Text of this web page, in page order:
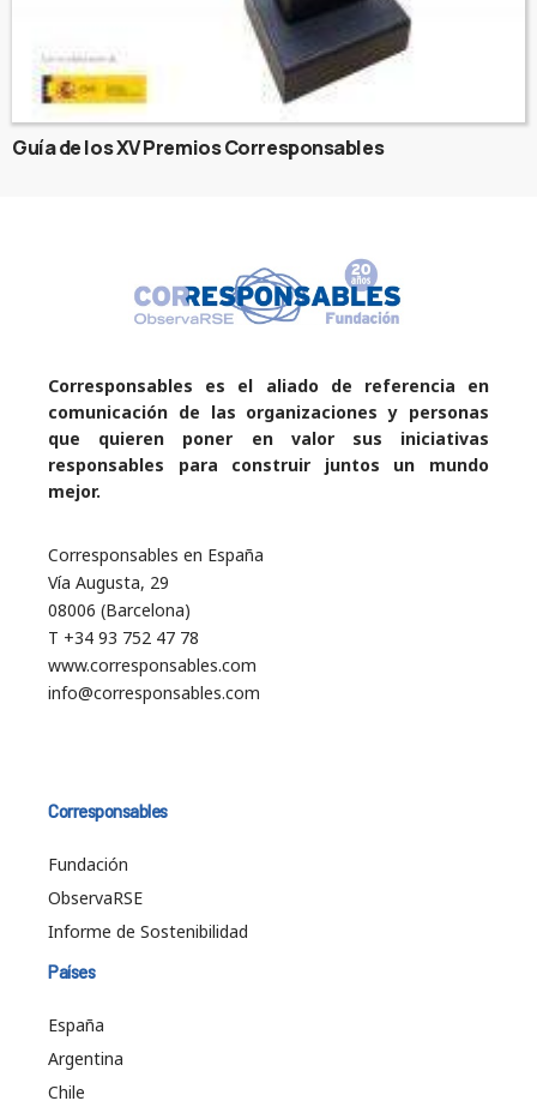
Guía de los XV Premios Corresponsables
Corresponsables es el aliado de referencia en
comunicación de las organizaciones y personas
que quieren poner en valor sus iniciativas
responsables para construir juntos un mundo
mejor.
Corresponsables en España
Vía Augusta, 29
08006 (Barcelona)
T +34 93 752 47 78
www.corresponsables.com
info@corresponsables.com
Corresponsables
Fundación
ObservaRSE
Informe de Sostenibilidad
Países
España
Argentina
Chile